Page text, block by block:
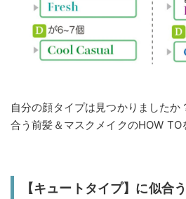
自分の顔タイプは見つかりました
合う前髪＆マスクメイクのHOW TO
【キュートタイプ】に似合